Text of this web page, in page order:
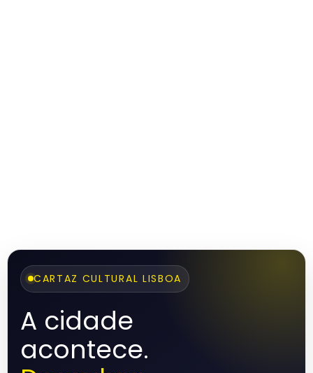
CARTAZ CULTURAL LISBOA
A cidade
acontece.